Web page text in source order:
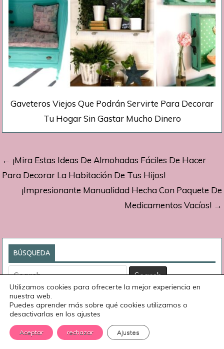
Gaveteros Viejos Que Podrán Servirte Para Decorar
Tu Hogar Sin Gastar Mucho Dinero
Navegación
de
entradas
← ¡Mira Estas Ideas De Almohadas Fáciles De Hacer
Para Decorar La Habitación De Tus Hijos!
¡Impresionante Manualidad Hecha Con Paquete De
Medicamentos Vacíos! →
BÚSQUEDA
Search
for:
Utilizamos cookies para ofrecerte la mejor experiencia en
nuestra web.
Puedes aprender más sobre qué cookies utilizamos o
desactivarlas en los ajustes
Aceptar rechazar Ajustes